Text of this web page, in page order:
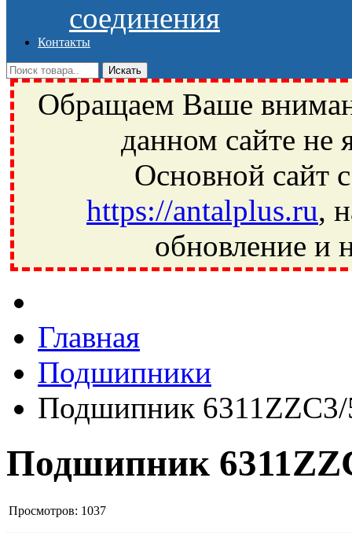
соединения
Контакты
Обращаем Ваше
данном сайте не
Основной сайт
https://antalplus.ru,
обновление и
Ивантеевка, подшипники, пневматика, метизы, техника,
Главная
Подшипники
Подшипник
Подшипник
Просмотров: 1037